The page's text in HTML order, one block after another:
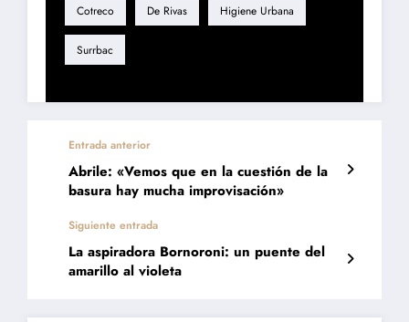
Cotreco De Rivas Higiene Urbana
Surrbac
Entrada anterior
Abrile: «Vemos que en la cuestión de la
basura hay mucha improvisación»
Siguiente entrada
La aspiradora Bornoroni: un puente del
amarillo al violeta